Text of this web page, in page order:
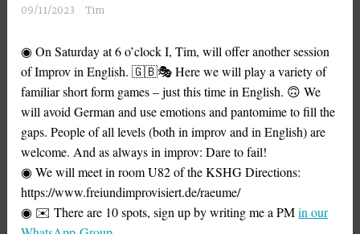
09/11/2023 Tim
◉ On Saturday at 6 o’clock I, Tim, will offer another session
of Improv in English. 🇬🇧🎭 Here we will play a variety of
familiar short form games – just this time in English. 🙃 We
will avoid German and use emotions and pantomime to fill the
gaps. People of all levels (both in improv and in English) are
welcome. And as always in improv: Dare to fail!
◉ We will meet in room U82 of the KSHG Directions:
https://www.freiundimprovisiert.de/raeume/
◉ ✉️ There are 10 spots, sign up by writing me a PMin our